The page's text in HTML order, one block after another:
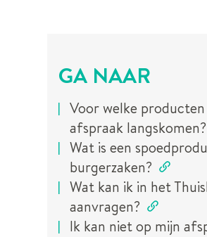
GA NAAR
Voor welke
afspraak langskomen?
Wat is een
burgerzaken?
Wat kan ik in het
aanvragen?
Ik kan niet op mijn